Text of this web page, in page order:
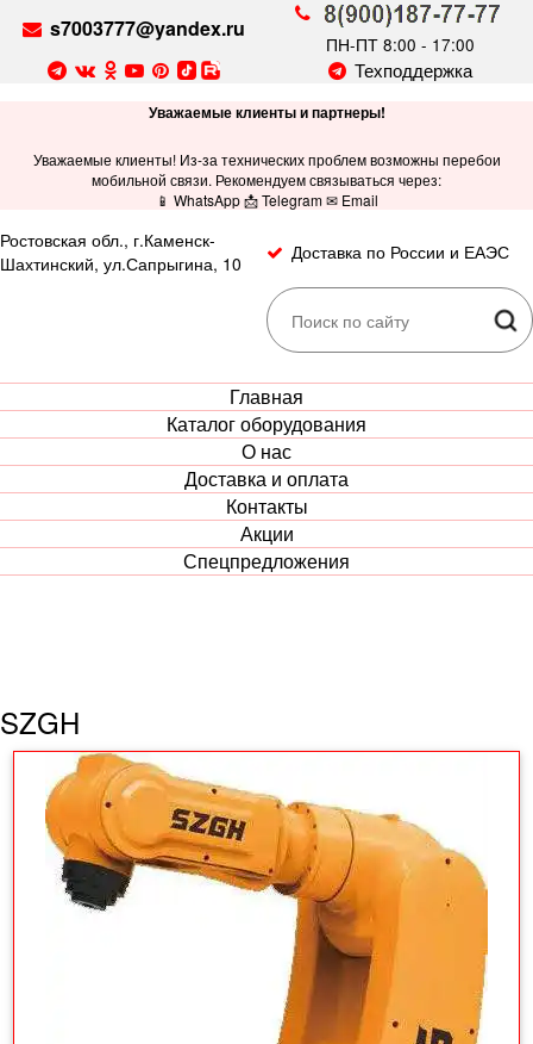
s7003777@yandex.ru
ПН-ПТ 8:00 - 17:00
Техподдержка
Уважаемые клиенты и партнеры!
Уважаемые клиенты! Из-за технических проблем возможны перебои
мобильной связи. Рекомендуем связываться через:
📱 WhatsApp 📩 Telegram ✉ Email
Ростовская обл., г.Каменск-
Шахтинский, ул.Сапрыгина, 10
Доставка по России и ЕАЭС
Главная
Каталог оборудования
О нас
Доставка и оплата
Контакты
Акции
Спецпредложения
SZGH